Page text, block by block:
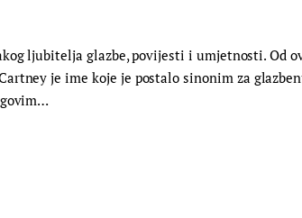
ljubitelja glazbe, povijesti i umjetnosti. Od
je ime koje je postalo sinonim za